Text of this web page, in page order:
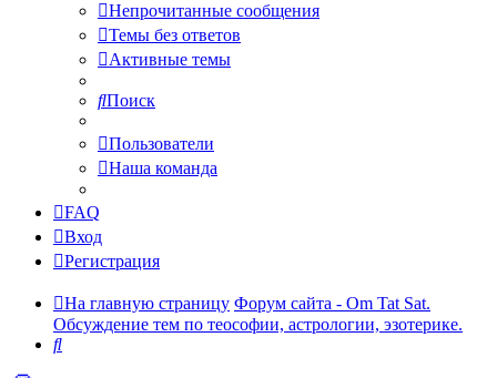
Непрочитанные сообщения
Темы без ответов
Активные темы
Поиск
Пользователи
Наша команда
FAQ
Вход
Регистрация
На главную страницу Форум сайта - Om Tat Sat.
Обсуждение тем по теософии, астрологии, эзотерике.
Поиск